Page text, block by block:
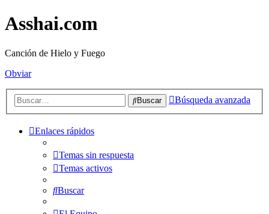
Asshai.com
Canción de Hielo y Fuego
Obviar
Buscar Búsqueda avanzada
Enlaces rápidos
Temas sin respuesta
Temas activos
Buscar